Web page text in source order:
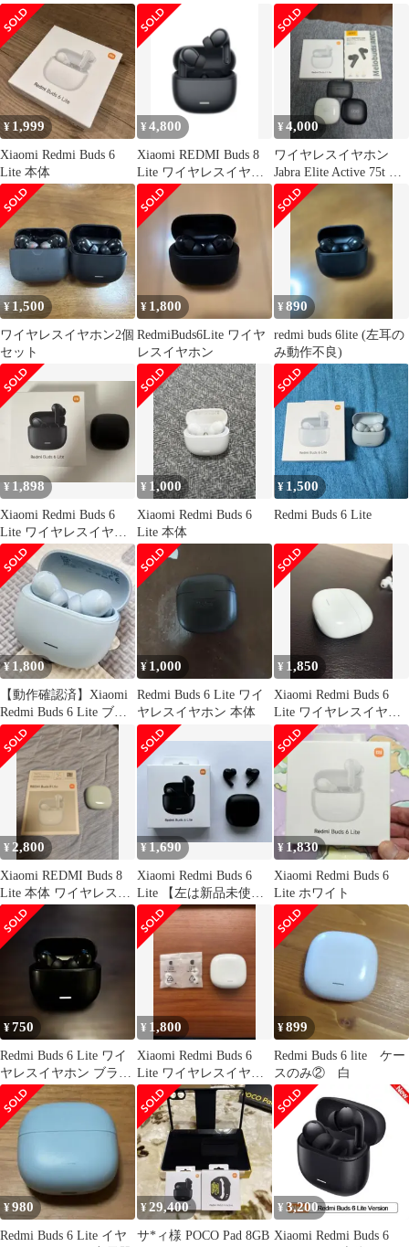
けセット売り
ANC搭載
¥ 1,999
Xiaomi Redmi Buds 6
Lite 本体
¥4,800
Xiaomi REDMI Buds 8
Lite ワイヤレスイヤホ
ン ノイズma
¥4,000
ワイヤレスイヤホン
Jabra Elite Active 75t
他
¥ 1,500
ワイヤレスイヤホン2個
セット
¥ 1,800
RedmiBuds6Lite ワイヤ
レスイヤホン
¥890
redmi buds 6lite (左耳の
み動作不良)
¥ 1,898
Xiaomi Redmi Buds 6
Lite ワイヤレスイヤホ
ン
¥ 1,000
Xiaomi Redmi Buds 6
Lite 本体
¥1,500
Redmi Buds 6 Lite
¥ 1,800
【動作確認済】Xiaomi
Redmi Buds 6 Lite ブル
ー ケース付
¥ 1,000
Redmi Buds 6 Lite ワイ
ヤレスイヤホン 本体
¥ 1,850
Xiaomi Redmi Buds 6
Lite ワイヤレスイヤホ
ン ブルー
¥ 2,800
Xiaomi REDMI Buds 8
Lite 本体 ワイヤレスイ
ヤホン
¥1,690
Xiaomi Redmi Buds 6
Lite 【左は新品未使
用！】
¥1,830
Xiaomi Redmi Buds 6
Lite ホワイト
¥750
Redmi Buds 6 Lite ワイ
ヤレスイヤホン ブラッ
ク
¥ 1,800
Xiaomi Redmi Buds 6
Lite ワイヤレスイヤホ
ン ホワイト
¥899
Redmi Buds 6 lite ケー
スのみ② 白
¥980
Redmi Buds 6 Lite イヤ
¥29,400
サ*ィ様 POCO Pad 8GB
¥3,200
Xiaomi Redmi Buds 6